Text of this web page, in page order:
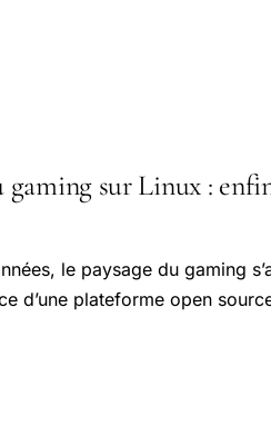
sur Linux :
le paysage du gaming
d’une plateforme open